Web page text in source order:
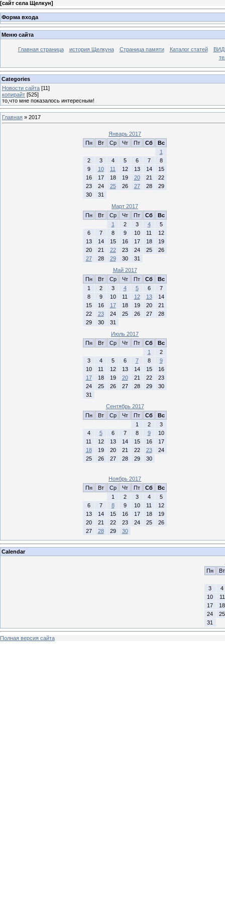
[сайт села Щелкун]
Форма входа
Меню сайта
Главная страница история Щелкуна Страница памяти Каталог статей
Categories
Новости сайта [11]
копирайт [525]
то,что мне показалось интересным!
Главная » 2017
Январь 2017
Пн
Вт Ср Чт Пт Сб
Вс
1
2
3 4 5 6 7
8
9
10 11 12 13 14
15
16
17 18 19 20 21
22
23
24 25 26 27 28
29
30
31
Март 2017
Пн
Вт Ср Чт Пт Сб
Вс
1
2 3 4
5
6
7 8 9 10 11
12
13
14 15 16 17 18
19
20
21 22 23 24 25
26
27
28 29 30
31
Май 2017
Пн
Вт Ср Чт Пт Сб
Вс
1
2 3 4 5 6
7
8
9 10 11 12 13
14
15
16 17 18 19 20
21
22
23 24 25 26 27
28
29
30
31
Июль 2017
Пн
Вт Ср Чт Пт Сб
Вс
1
2
3
4 5 6 7 8
9
10
11 12 13 14 15
16
17
18 19 20 21 22
23
24
25 26 27 28 29
30
31
Сентябрь 2017
Пн
Вт Ср Чт Пт Сб
Вс
1
2
3
4
5 6 7 8 9
10
11
12 13 14 15 16
17
18
19 20 21 22 23
24
25
26 27 28 29 30
Ноябрь 2017
Пн
Вт Ср Чт Пт Сб
Вс
1
2 3 4
5
6
7 8 9 10 11
12
13
14 15 16 17 18
19
20
21 22 23 24 25
26
27
28 29 30
Calendar
Пн
Вт
3
4
10
11
17
18
24
25
31
Полная версия сайта